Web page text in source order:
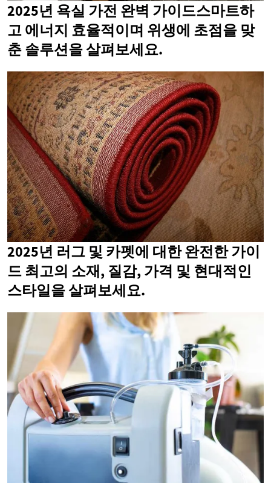
2025년 욕실 가전 완벽 가이드스마트하
고 에너지 효율적이며 위생에 초점을 맞
춘 솔루션을 살펴보세요.
2025년 러그 및 카펫에 대한 완전한 가이
드 최고의 소재, 질감, 가격 및 현대적인
스타일을 살펴보세요.